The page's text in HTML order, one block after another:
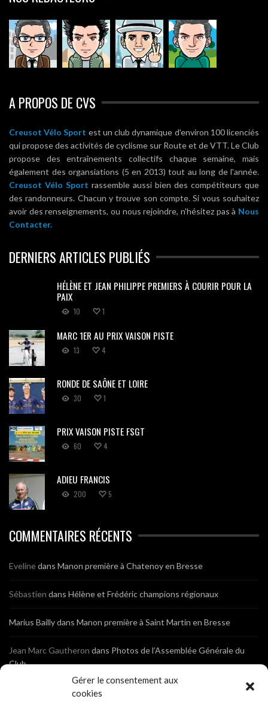
Gérer le consentement aux
cookies
A PROPOS DE CVS
Creusot Vélo Sport est un club dynamique d'environ 100 licenciés
qui propose des activités de cyclisme sur Route et de VTT. Le Club
propose des entraînements collectifs chaque semaine, mais
également des organsiations (5 en 2013) tout au long de l'année.
Creusot Vélo Sport rassemble aussi bien des compétiteurs que
des randonneurs. Chacun y trouve son compte. Si vous souhaitez
avoir des renseignements, ou nous rejoindre, n'hésitez pas à Nous
Contacter.
DERNIERS ARTICLES PUBLIÉS
HÉLÈNE ET JEAN PHILIPPE PREMIERS À COURIR POUR LA
PAIX
10 1
MARC 1ER AU PRIX VAISON PISTE
13 4
RONDE DE SAÔNE ET LOIRE
30 1
PRIX VAISON PISTE FSGT
60 4
ADIEU FRANCIS
200 5
COMMENTAIRES RÉCENTS
Evelinedans Manon première à Chatenoy en Bresse
Sébastien dans Hélène et Frédéric champions régionaux
Marius Baillydans Manon première à Saint Martin en Bresse
Jean Marc Gautheron dans Photos de l’Assemblée Générale du
Club
Photos de l’Assemblée Générale du Club